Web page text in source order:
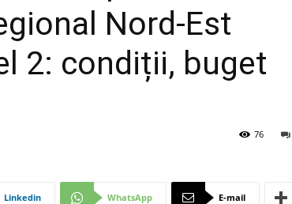
Nord-Est
2: condiții, buget
76
Linkedin WhatsApp E-mail